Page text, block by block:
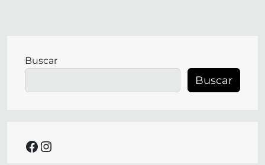
Buscar
Buscar
facebook
instagram